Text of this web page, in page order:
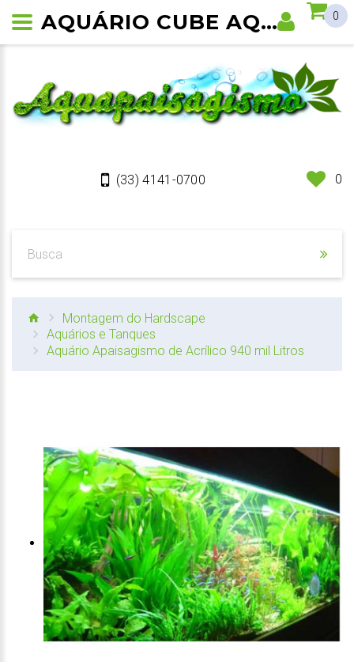
(33) 4141-0700 0
0
Montagem do Hardscape
Aquários e Tanques
Aquário Apaisagismo de Acrílico 940 mil Litros
AQUÁRIO CUBE AQUAGOLDEN DE ACRÍLICO 243 LITROS